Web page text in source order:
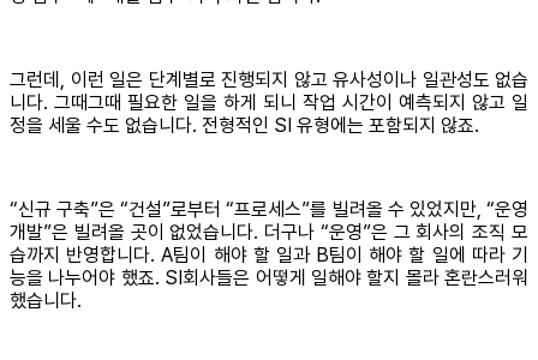
그런데, 이런 일은 단계별로 진행되지 않고 유사성이나 일관성도 없습
니다. 그때그때 필요한 일을 하게 되니 작업 시간이 예측되지 않고 일
정을 세울 수도 없습니다. 전형적인 SI 유형에는 포함되지 않죠.
“신규 구축”은 “건설”로부터 “프로세스”를 빌려올 수 있었지만, “운영
개발”은 빌려올 곳이 없었습니다. 더구나 “운영”은 그 회사의 조직 모
습까지 반영합니다. A팀이 해야 할 일과 B팀이 해야 할 일에 따라 기
능을 나누어야 했죠. SI회사들은 어떻게 일해야 할지 몰라 혼란스러워
했습니다.